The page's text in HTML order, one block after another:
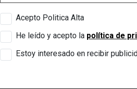
Acepto Politica Alta
He leído y acepto la política de
Estoy interesado en recibir